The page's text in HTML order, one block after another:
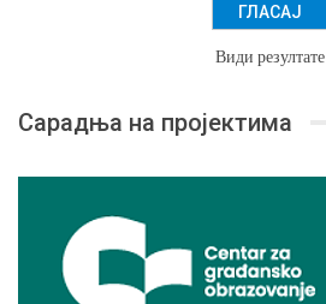
Види резултате
Сарадња на пројектима